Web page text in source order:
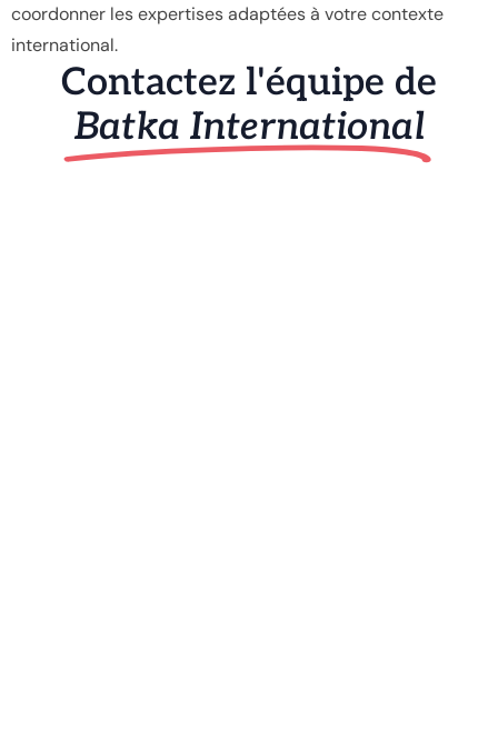
coordonner les expertises adaptées à votre contexte
international.
Contactez l'équipe de
Batka International